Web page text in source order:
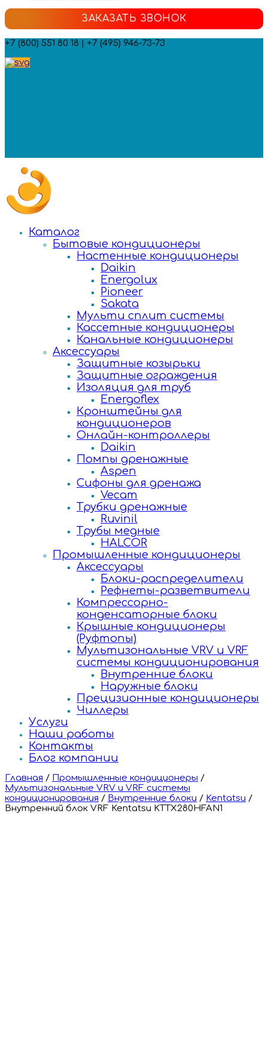
ЗАКАЗАТЬ ЗВОНОК
+7 (800) 551 80 18 | +7 (495) 946-73-73
Каталог
Бытовые кондиционеры
Настенные кондиционеры
Daikin
Energolux
Pioneer
Sakata
Мульти сплит системы
Кассетные кондиционеры
Канальные кондиционеры
Аксессуары
Защитные козырьки
Защитные ограждения
Изоляция для труб
Energoflex
Кронштейны для
кондиционеров
Онлайн-контроллеры
Daikin
Помпы дренажные
Aspen
Сифоны для дренажа
Vecam
Трубки дренажные
Ruvinil
Трубы медные
HALCOR
Промышленные кондиционеры
Аксессуары
Блоки-распределители
Рефнеты-разветвители
Компрессорно-
конденсаторные блоки
Крышные кондиционеры
(Руфтопы)
Мультизональные VRV и VRF
системы кондиционирования
Внутренние блоки
Наружные блоки
Прецизионные кондиционеры
Чиллеры
Услуги
Наши работы
Контакты
Блог компании
Главная / Промышленные кондиционеры /
Мультизональные VRV и VRF системы
кондиционирования / Внутренние блоки / Kentatsu /
Внутренний блок VRF Kentatsu KTTX280HFAN1